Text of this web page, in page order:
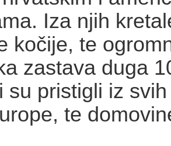
Iza njih
kočije, te
zastava duga
su pristigli iz
te